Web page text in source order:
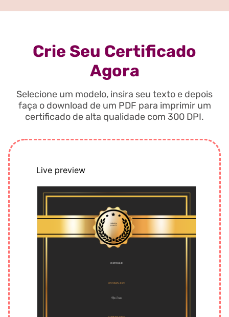
Crie Seu Certificado
Agora
Selecione um modelo, insira seu texto e depois
faça o download de um PDF para imprimir um
certificado de alta qualidade com 300 DPI.